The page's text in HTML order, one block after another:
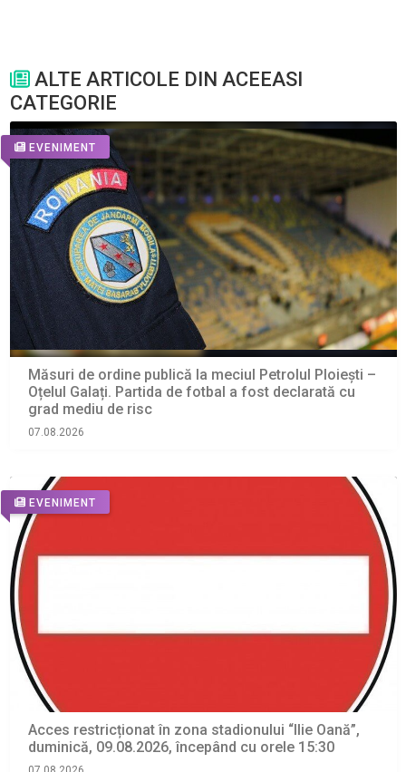
ALTE ARTICOLE DIN ACEEASI
CATEGORIE
EVENIMENT
Măsuri de ordine publică la meciul Petrolul Ploiești –
Oțelul Galați. Partida de fotbal a fost declarată cu
grad mediu de risc
07.08.2026
EVENIMENT
Acces restricționat în zona stadionului “Ilie Oană”,
duminică, 09.08.2026, începând cu orele 15:30